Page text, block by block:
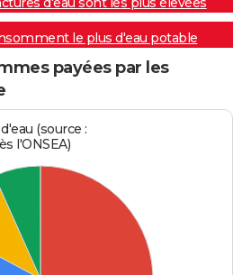
le plus d'eau potable
payées par les
(source :
l'ONSEA)